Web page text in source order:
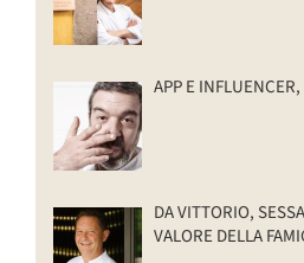
APP E
DA VITTORIO,
VALORE DELLA